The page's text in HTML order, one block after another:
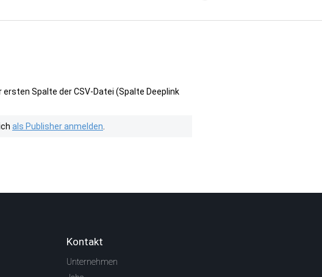
Spalte der CSV-Datei (Spalte Deeplink
als Publisher anmelden
Kontakt
Unternehmen